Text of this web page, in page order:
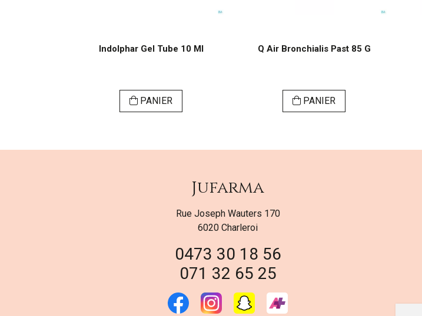
Indolphar Gel Tube 10 Ml
PANIER
Q Air Bronchialis Past 85 G
PANIER
Jufarma
Rue Joseph Wauters 170
6020 Charleroi
0473 30 18 56
071 32 65 25